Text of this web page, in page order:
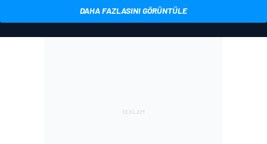
DAHA FAZLASINI GÖRÜNTÜLE